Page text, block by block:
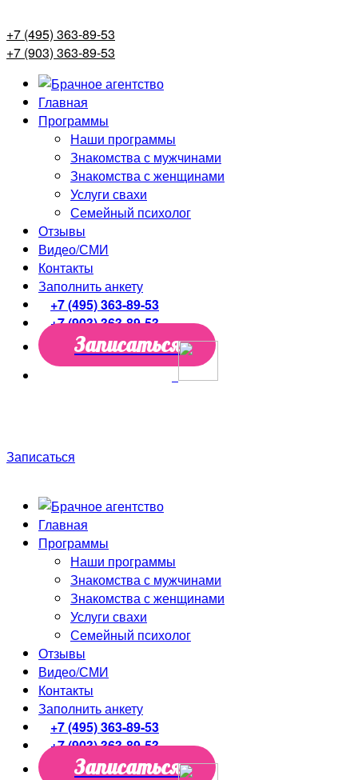
+7 (495) 363-89-53
+7 (903) 363-89-53
Главная
Программы
Наши программы
Знакомства с мужчинами
Знакомства с женщинами
Услуги свахи
Семейный психолог
Отзывы
Видео/СМИ
Контакты
Заполнить анкету
+7 (495) 363-89-53
+7 (903) 363-89-53
Записаться
Записаться
Главная
Программы
Наши программы
Знакомства с мужчинами
Знакомства с женщинами
Услуги свахи
Семейный психолог
Отзывы
Видео/СМИ
Контакты
Заполнить анкету
+7 (495) 363-89-53
+7 (903) 363-89-53
Записаться